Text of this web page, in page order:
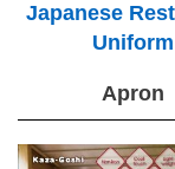
Japanese
Uniform
Apron